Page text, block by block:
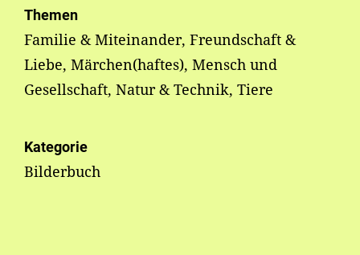
Themen
Familie & Miteinander, Freundschaft &
Liebe, Märchen(haftes), Mensch und
Gesellschaft, Natur & Technik, Tiere
Kategorie
Bilderbuch